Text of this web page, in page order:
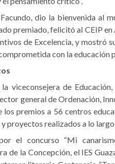
dio la bienvenida al
premiado, felicitó al CEIP
de Excelencia, y mostró
con la educación
viceconsejera de
general de Ordenación,
los premios a 56 centros
proyectos realizados a lo
el concurso “Mi
de la Concepción, el IES